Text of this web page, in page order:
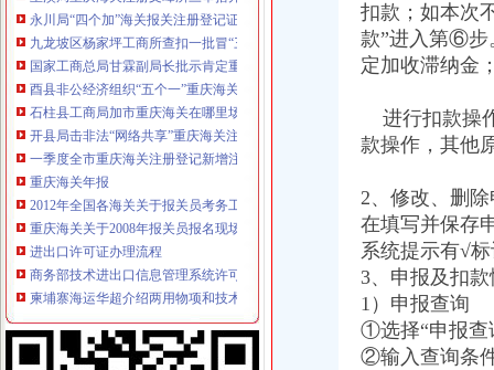
九龙坡区杨家坪工商所查扣一批冒“三星牌”海关报关注册登记证书硒鼓
国家工商总局甘霖副局长批示肯定重庆推动媒体自律严把广告发布关的重庆海
酉县非公经济组织“五个一”重庆海关注册隆重纪念建九十周年
石柱县工商局加市重庆海关在哪里场监管为高考保驾护航
开县局击非法“网络共享”重庆海关注册网站及设备产品专项理行动初见成效
一季度全市重庆海关注册登记新增注册商标5616件
重庆海关年报
2012年全国各海关关于报关员考务工作的公告-界报关水平测
重庆海关关于2008年报关员报名现场确认有关问题的通知-报关员
进出口许可证办理流程
商务部技术进出口信息管理系统许可证电子申请流程-江市商务局
柬埔寨海运华超介绍两用物项和技术进出口的许可证办理规范-中国制
无纸化签约流程
海关无纸化通关流程_北京华晨远洋国际贸易有限责任公司
证券业务全流程无纸化解决方案[好网角文章收]
海关无纸化签约
扣款；如本次
款”进入第⑥步
定加收滞纳金
进行扣款操
款操作，其他
2、修改、删
在填写并保存
系统提示有√
3、申报及扣
1）申报查询
①选择“申报查
②输入查询条